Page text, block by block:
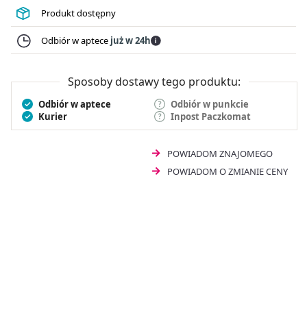
Produkt dostępny
Odbiór w aptece już w 24h
Sposoby dostawy tego produktu:
Odbiór w aptece
Odbiór w punkcie
Kurier
Inpost Paczkomat
POWIADOM ZNAJOMEGO
POWIADOM O ZMIANIE CENY